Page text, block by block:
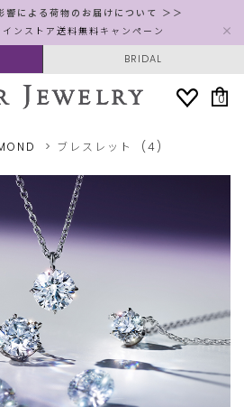
響による荷物のお届けについて ＞＞
ンストア送料無料キャンペーン
BRIDAL
0
ブレスレット (4)